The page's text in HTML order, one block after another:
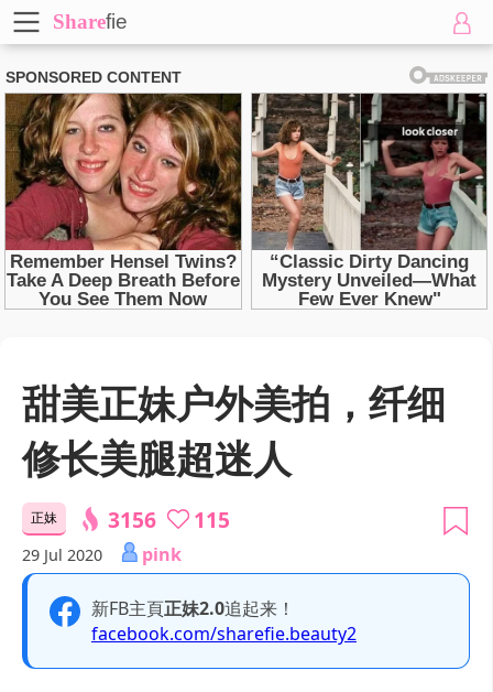
Sharefie
甜美正妹户外美拍，纤细
修长美腿超迷人
正妹 3156 115
29 Jul 2020 pink
新FB主頁正妹2.0追起来！
facebook.com/sharefie.beauty2